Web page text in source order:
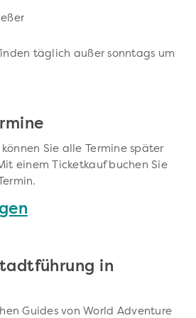
täglich außer sonntags um
Sie alle Termine später
einem Ticketkauf buchen Sie
in
Guides von World Adventure